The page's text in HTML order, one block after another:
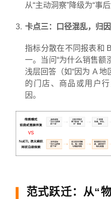
从“主动洞察”降级为“事后
卡点三：口径混乱，归
指标分散在不同报表和
一。当问“为什么销售额
浅层回答（如“因为 A 地
的门店、商品或用户
因。
范式跃迁：从“